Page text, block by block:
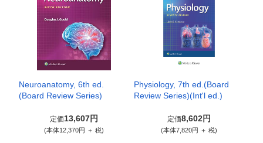
Neuroanatomy, 6th ed.
(Board Review Series)
定価13,607円
(本体12,370円 ＋ 税)
Physiology, 7th ed.(Board
Review Series)(Int'l ed.)
定価8,602円
(本体7,820円 ＋ 税)